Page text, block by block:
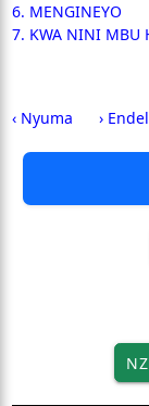
6. MENGINEYO
7. KWA NINI MBU
‹ Nyuma ›